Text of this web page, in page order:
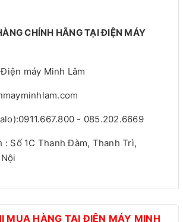
CHÍNH HÃNG TẠI ĐIỆN MÁY
máy Minh Lâm
- 085.202.6669
: Số 1C Thanh Đàm, Thanh Trì,
MUA HÀNG TẠI ĐIỆN MÁY MINH